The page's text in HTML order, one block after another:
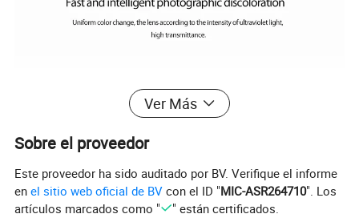
Ver Más
Sobre el proveedor
Este proveedor ha sido auditado por BV. Verifique el informe
enel sitio web oficial de BV con el ID "MIC-ASR264710". Los
artículos marcados como "
" están certificados.